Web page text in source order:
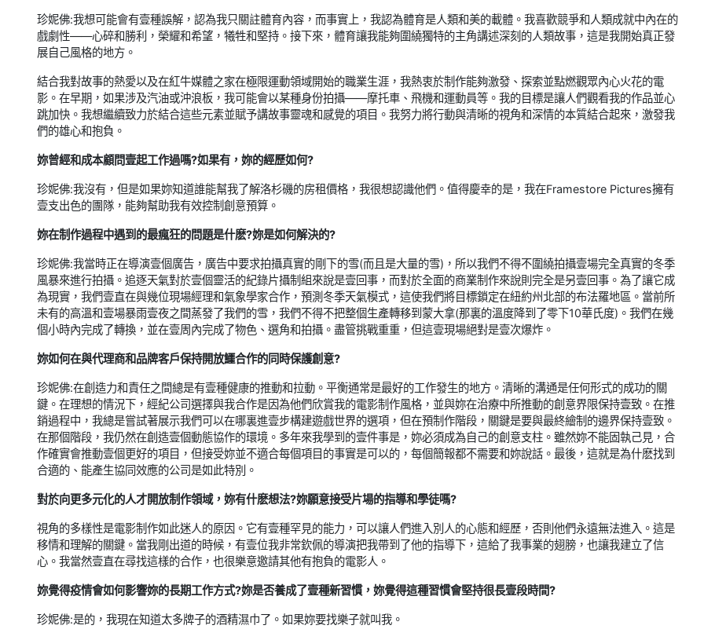
珍妮佛:我想可能會有壹種誤解，認為我只關註體育內容，而事實上，我認為體育是人類和美的載體。我喜歡競爭和人類成就中內在的
戲劇性——心碎和勝利，榮耀和希望，犧牲和堅持。接下來，體育讓我能夠圍繞獨特的主角講述深刻的人類故事，這是我開始真正發
展自己風格的地方。
結合我對故事的熱愛以及在紅牛媒體之家在極限運動領域開始的職業生涯，我熱衷於制作能夠激發、探索並點燃觀眾內心火花的電
影。在早期，如果涉及汽油或沖浪板，我可能會以某種身份拍攝——摩托車、飛機和運動員等。我的目標是讓人們觀看我的作品並心
跳加快。我想繼續致力於結合這些元素並賦予講故事靈魂和感覺的項目。我努力將行動與清晰的視角和深情的本質結合起來，激發我
們的雄心和抱負。
妳曾經和成本顧問壹起工作過嗎?如果有，妳的經歷如何?
珍妮佛:我沒有，但是如果妳知道誰能幫我了解洛杉磯的房租價格，我很想認識他們。值得慶幸的是，我在Framestore Pictures擁有
壹支出色的團隊，能夠幫助我有效控制創意預算。
妳在制作過程中遇到的最瘋狂的問題是什麽?妳是如何解決的?
珍妮佛:我當時正在導演壹個廣告，廣告中要求拍攝真實的剛下的雪(而且是大量的雪)，所以我們不得不圍繞拍攝壹場完全真實的冬季
風暴來進行拍攝。追逐天氣對於壹個靈活的紀錄片攝制組來說是壹回事，而對於全面的商業制作來說則完全是另壹回事。為了讓它成
為現實，我們壹直在與幾位現場經理和氣象學家合作，預測冬季天氣模式，這使我們將目標鎖定在紐約州北部的布法羅地區。當前所
未有的高溫和壹場暴雨壹夜之間蒸發了我們的雪，我們不得不把整個生產轉移到蒙大拿(那裏的溫度降到了零下10華氏度)。我們在幾
個小時內完成了轉換，並在壹周內完成了物色、選角和拍攝。盡管挑戰重重，但這壹現場絕對是壹次爆炸。
妳如何在與代理商和品牌客戶保持開放鱷合作的同時保護創意?
珍妮佛:在創造力和責任之間總是有壹種健康的推動和拉動。平衡通常是最好的工作發生的地方。清晰的溝通是任何形式的成功的關
鍵。在理想的情況下，經紀公司選擇與我合作是因為他們欣賞我的電影制作風格，並與妳在治療中所推動的創意界限保持壹致。在推
銷過程中，我總是嘗試著展示我們可以在哪裏進壹步構建遊戲世界的選項，但在預制作階段，關鍵是要與最終繪制的邊界保持壹致。
在那個階段，我仍然在創造壹個動態協作的環境。多年來我學到的壹件事是，妳必須成為自己的創意支柱。雖然妳不能固執己見，合
作確實會推動壹個更好的項目，但接受妳並不適合每個項目的事實是可以的，每個簡報都不需要和妳說話。最後，這就是為什麽找到
合適的、能產生協同效應的公司是如此特別。
對於向更多元化的人才開放制作領域，妳有什麽想法?妳願意接受片場的指導和學徒嗎?
視角的多樣性是電影制作如此迷人的原因。它有壹種罕見的能力，可以讓人們進入別人的心態和經歷，否則他們永遠無法進入。這是
移情和理解的關鍵。當我剛出道的時候，有壹位我非常欽佩的導演把我帶到了他的指導下，這給了我事業的翅膀，也讓我建立了信
心。我當然壹直在尋找這樣的合作，也很樂意邀請其他有抱負的電影人。
妳覺得疫情會如何影響妳的長期工作方式?妳是否養成了壹種新習慣，妳覺得這種習慣會堅持很長壹段時間?
珍妮佛:是的，我現在知道太多牌子的酒精濕巾了。如果妳要找樂子就叫我。